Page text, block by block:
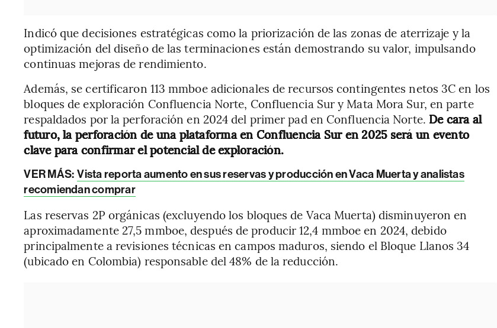
Indicó que decisiones estratégicas como la priorización de las zonas de aterrizaje y la
optimización del diseño de las terminaciones están demostrando su valor, impulsando
continuas mejoras de rendimiento.
Además, se certificaron 113 mmboe adicionales de recursos contingentes netos 3C en los
bloques de exploración Confluencia Norte, Confluencia Sur y Mata Mora Sur, en parte
respaldados por la perforación en 2024 del primer pad en Confluencia Norte. De cara al
futuro, la perforación de una plataforma en Confluencia Sur en 2025 será un evento
clave para confirmar el potencial de exploración.
VER MÁS: Vista reporta aumento en sus reservas y producción en Vaca Muerta y analistas
recomiendan comprar
Las reservas 2P orgánicas (excluyendo los bloques de Vaca Muerta) disminuyeron en
aproximadamente 27,5 mmboe, después de producir 12,4 mmboe en 2024, debido
principalmente a revisiones técnicas en campos maduros, siendo el Bloque Llanos 34
(ubicado en Colombia) responsable del 48% de la reducción.